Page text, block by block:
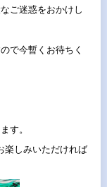
ご迷惑をおかけし
で今暫くお待ちく
す。
楽しみいただければ